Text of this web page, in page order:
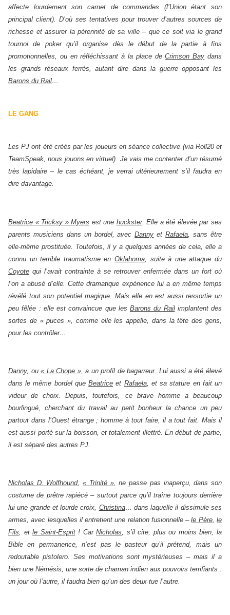
affecte lourdement son carnet de commandes (l’Unionétant son
principal client). D’où ses tentatives pour trouver d’autres sources de
richesse et assurer la pérennité de sa ville – que ce soit via le grand
tournoi de poker qu’il organise dès le début de la partie à fins
promotionnelles, ou en réfléchissant à la place deCrimson Bay dans
les grands réseaux ferrés, autant dire dans la guerre opposant les
Barons du Rail…
LE GANG
Les PJ ont été créés par les joueurs en séance collective (via Roll20 et
TeamSpeak, nous jouons en virtuel). Je vais me contenter d’un résumé
très lapidaire – le cas échéant, je verrai ultérieurement s’il faudra en
dire davantage.
Beatrice « Tricksy » Myers est une huckster. Elle a été élevée par ses
parents musiciens dans un bordel, avecDanny etRafaela , sans être
elle-même prostituée. Toutefois, il y a quelques années de cela, elle a
connu un terrible traumatisme en Oklahoma , suite à une attaque du
Coyote qui l’avait contrainte à se retrouver enfermée dans un fort où
l’on a abusé d’elle. Cette dramatique expérience lui a en même temps
révélé tout son potentiel magique. Mais elle en est aussi ressortie un
peu fêlée : elle est convaincue que les Barons du Railimplantent des
sortes de « puces », comme elle les appelle, dans la tête des gens,
pour les contrôler…
Danny, ou« La Chope », a un profil de bagarreur. Lui aussi a été élevé
dans le même bordel queBeatrice et Rafaela, et sa stature en fait un
videur de choix. Depuis, toutefois, ce brave homme a beaucoup
bourlingué, cherchant du travail au petit bonheur la chance un peu
partout dans l’Ouest étrange ; homme à tout faire, il a tout fait. Mais il
est aussi porté sur la boisson, et totalement illettré. En début de partie,
il est séparé des autres PJ.
Nicholas D. Wolfhound,« Trinité », ne passe pas inaperçu, dans son
costume de prêtre rapiécé – surtout parce qu’il traîne toujours derrière
lui une grande et lourde croix, Christina… dans laquelle il dissimule ses
armes, avec lesquelles il entretient une relation fusionnelle –le Père,le
Fils, etle Saint-Esprit! CarNicholas, s’il cite, plus ou moins bien, la
Bible en permanence, n’est pas le pasteur qu’il prétend, mais un
redoutable pistolero. Ses motivations sont mystérieuses – mais il a
bien une Némésis, une sorte de chaman indien aux pouvoirs terrifiants :
un jour où l’autre, il faudra bien qu’un des deux tue l’autre.